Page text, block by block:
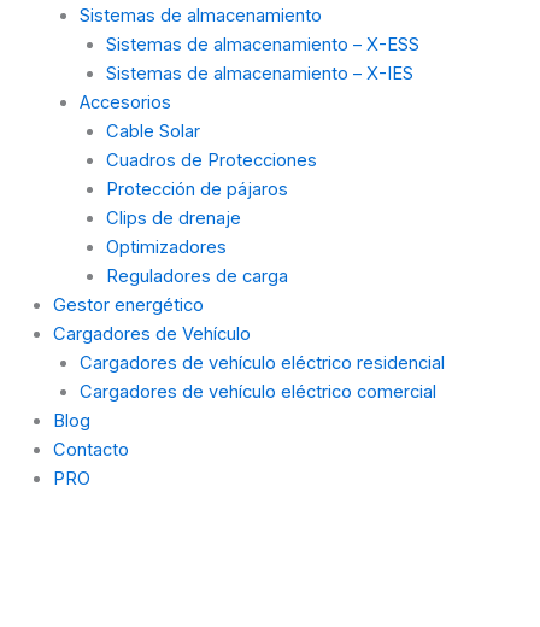
Sistemas de almacenamiento
Sistemas de almacenamiento – X-ESS
Sistemas de almacenamiento – X-IES
Accesorios
Cable Solar
Cuadros de Protecciones
Protección de pájaros
Clips de drenaje
Optimizadores
Reguladores de carga
Gestor energético
Cargadores de Vehículo
Cargadores de vehículo eléctrico residencial
Cargadores de vehículo eléctrico comercial
Blog
Contacto
PRO